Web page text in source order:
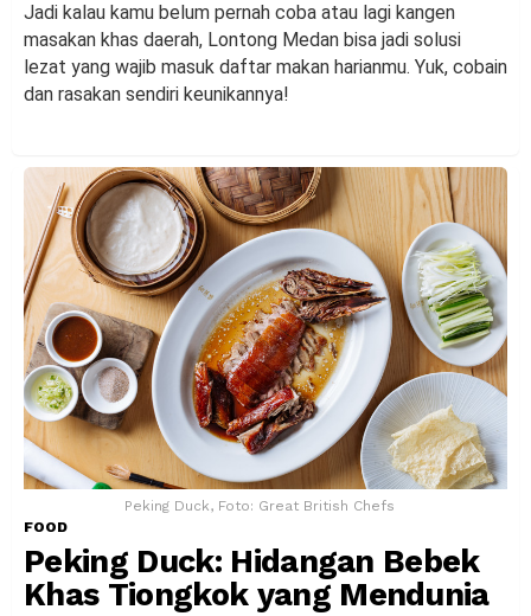
Jadi kalau kamu belum pernah coba atau lagi kangen
masakan khas daerah, Lontong Medan bisa jadi solusi
lezat yang wajib masuk daftar makan harianmu. Yuk, cobain
dan rasakan sendiri keunikannya!
Peking Duck, Foto: Great British Chefs
FOOD
Peking Duck: Hidangan Bebek
Khas Tiongkok yang Mendunia